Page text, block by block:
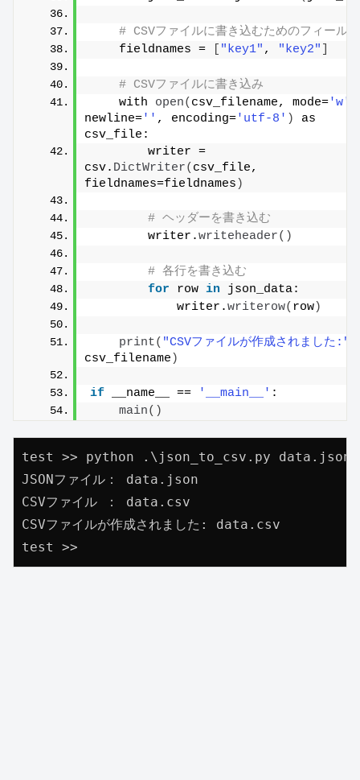
# CSVファイルに書き込むためのフィール
    fieldnames =
"key1" , "key2"
# CSVファイルに書き込み
    with
open( csv_filename, mode='w'
newline='' , encoding='utf-8' )
as
csv_file:
        writer =
csv. DictWriter( csv_file,
fieldnames=fieldnames )
# ヘッダーを書き込む
        writer.
writeheader()
# 各行を書き込む
for row in json_data:
            writer.
writerow( row)
print( "CSVファイルが作成されました:"
csv_filename )
if __name__ == '__main__' :
main()
test >> python .\json_to_csv.py data.json
JSONファイル： data.json
CSVファイル ： data.csv
CSVファイルが作成されました: data.csv